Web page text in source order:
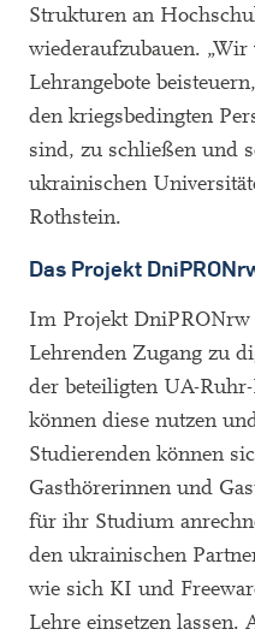
Strukturen an
wiederaufzubauen.
Lehrangebote
den kriegsbedingten
sind, zu schließen und
ukrainischen
Rothstein.
Das Projekt
Im Projekt
Lehrenden Zugang zu
der beteiligten UA-
können diese nutzen
Studierenden können
Gasthörerinnen und
für ihr Studium
den ukrainischen
wie sich KI und
Lehre einsetzen lassen.